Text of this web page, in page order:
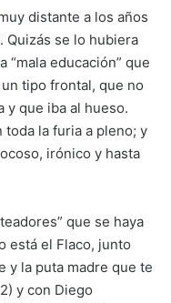
distante a los años
Quizás se lo hubiera
“mala educación” que
tipo frontal, que no
y que iba al hueso.
toda la furia a pleno; y
irónico y hasta
que se haya
está el Flaco, junto
y la puta madre que te
y con Diego